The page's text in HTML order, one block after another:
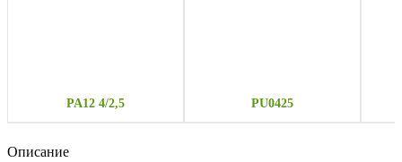
PA12 4/2,5 PU0425
Описание